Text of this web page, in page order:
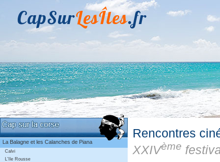
CapSurLesÎles.fr
La Balagne et les Calanches de Piana
Calvi
L'Ile Rousse
Rencontres
XXIVème